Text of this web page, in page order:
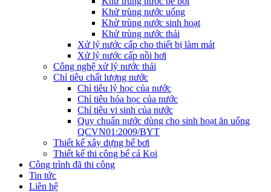
Khử trùng nước uống
Khử trùng nước sinh hoạt
Khử trùng nước thải
Xử lý nước cấp cho thiết bị làm mát
Xử lý nước cấp nồi hơi
Công nghệ xử lý nước thải
Chỉ tiêu chất lượng nước
Chỉ tiêu lý học của nước
Chỉ tiêu hóa học của nước
Chỉ tiêu vi sinh của nước
Quy chuẩn nước dùng cho sinh hoạt ăn uống
QCVN01:2009/BYT
Thiết kế xây dựng bể bơi
Thiết kế thi công bể cá Koi
Công trình đã thi công
Tin tức
Liên hệ